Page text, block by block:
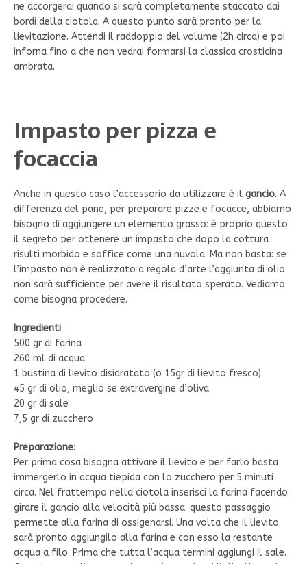
ne accorgerai quando si sarà completamente staccato dai
bordi della ciotola. A questo punto sarà pronto per la
lievitazione. Attendi il raddoppio del volume (2h circa) e poi
inforna fino a che non vedrai formarsi la classica crosticina
ambrata.
Impasto per pizza e
focaccia
Anche in questo caso l’accessorio da utilizzare è il gancio. A
differenza del pane, per preparare pizze e focacce, abbiamo
bisogno di aggiungere un elemento grasso: è proprio questo
il segreto per ottenere un impasto che dopo la cottura
risulti morbido e soffice come una nuvola. Ma non basta: se
l’impasto non è realizzato a regola d’arte l’aggiunta di olio
non sarà sufficiente per avere il risultato sperato. Vediamo
come bisogna procedere.
Ingredienti:
500 gr di farina
260 ml di acqua
1 bustina di lievito disidratato (o 15gr di lievito fresco)
45 gr di olio, meglio se extravergine d’oliva
20 gr di sale
7,5 gr di zucchero
Preparazione:
Per prima cosa bisogna attivare il lievito e per farlo basta
immergerlo in acqua tiepida con lo zucchero per 5 minuti
circa. Nel frattempo nella ciotola inserisci la farina facendo
girare il gancio alla velocità più bassa: questo passaggio
permette alla farina di ossigenarsi. Una volta che il lievito
sarà pronto aggiungilo alla farina e con esso la restante
acqua a filo. Prima che tutta l’acqua termini aggiungi il sale.